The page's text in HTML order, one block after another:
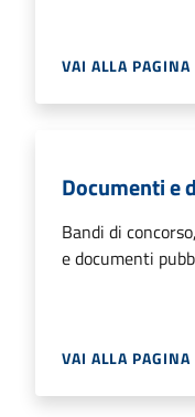
VAI ALLA PAGINA
Documenti e
Bandi di
e documenti
VAI ALLA PAGINA